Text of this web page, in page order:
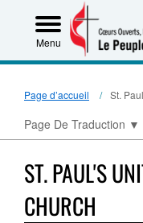
Menu
Page d’accueil St.
Page De Traduction ▼
ST. PAUL'S
CHURCH